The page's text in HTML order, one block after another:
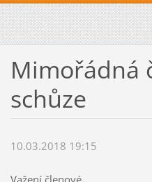
Mimořádná
schůze
10.03.2018 19:15